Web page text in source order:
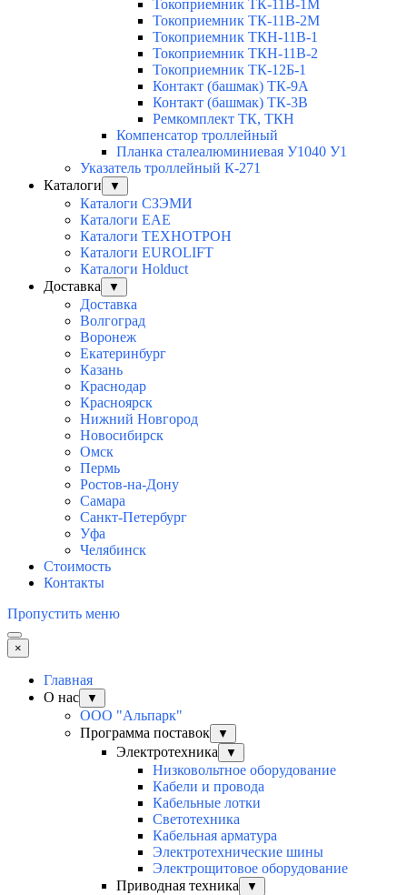
Токоприемник ТК-11В-1М
Токоприемник ТК-11В-2М
Токоприемник ТКН-11В-1
Токоприемник ТКН-11В-2
Токоприемник ТК-12Б-1
Контакт (башмак) ТК-9А
Контакт (башмак) ТК-3В
Ремкомплект ТК, ТКН
Компенсатор троллейный
Планка сталеалюминиевая У1040 У1
Указатель троллейный К-271
Каталоги
▼
Каталоги СЗЭМИ
Каталоги EAE
Каталоги ТЕХНОТРОН
Каталоги EUROLIFT
Каталоги Holduct
Доставка
▼
Доставка
Волгоград
Воронеж
Екатеринбург
Казань
Краснодар
Красноярск
Нижний Новгород
Новосибирск
Омск
Пермь
Ростов-на-Дону
Самара
Санкт-Петербург
Уфа
Челябинск
Стоимость
Контакты
Пропустить меню
×
Главная
О нас
▼
ООО "Альпарк"
Программа поставок
▼
Электротехника ▼
Низковольтное оборудование
Кабели и провода
Кабельные лотки
Светотехника
Кабельная арматура
Электротехнические шины
Электрощитовое оборудование
Приводная техника
▼